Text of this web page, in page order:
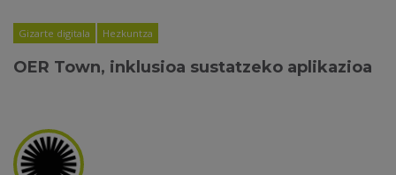
Gizarte digitala Hezkuntza
OER Town, inklusioa sustatzeko aplikazioa